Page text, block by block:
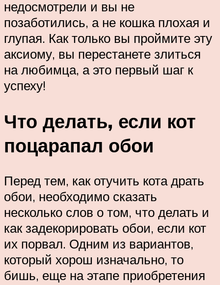
недосмотрели и вы не
позаботились, а не кошка плохая и
глупая. Как только вы проймите эту
аксиому, вы перестанете злиться
на любимца, а это первый шаг к
успеху!
Что делать, если кот
поцарапал обои
Перед тем, как отучить кота драть
обои, необходимо сказать
несколько слов о том, что делать и
как задекорировать обои, если кот
их порвал. Одним из вариантов,
который хорош изначально, то
бишь, еще на этапе приобретения